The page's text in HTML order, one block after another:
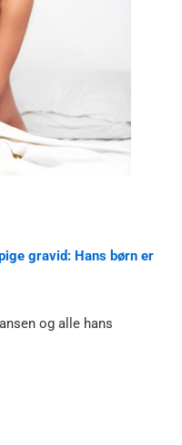
gravid: Hans børn er
og alle hans